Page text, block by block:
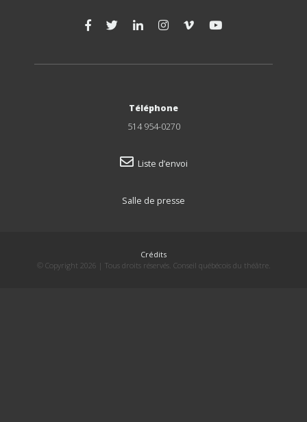
Téléphone
514 954-0270
Liste d’envoi
Salle de presse
Crédits
© Copyright 2026 | Tous droits réservés. Conseil québécois du théâtre.